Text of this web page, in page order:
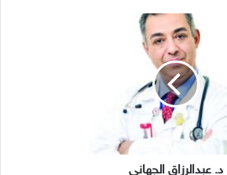
د. عبدالرزاق الجهاني